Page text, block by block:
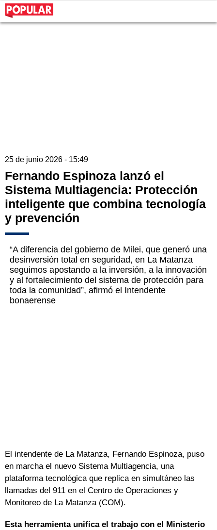
25 de junio 2026 - 15:49
Fernando Espinoza lanzó el
Sistema Multiagencia: Protección
inteligente que combina tecnología
y prevención
“A diferencia del gobierno de Milei, que generó una
desinversión total en seguridad, en La Matanza
seguimos apostando a la inversión, a la innovación
y al fortalecimiento del sistema de protección para
toda la comunidad”, afirmó el Intendente
bonaerense
El intendente de La Matanza, Fernando Espinoza, puso
en marcha el nuevo Sistema Multiagencia, una
plataforma tecnológica que replica en simultáneo las
llamadas del 911 en el Centro de Operaciones y
Monitoreo de La Matanza (COM).
Esta herramienta unifica el trabajo con el Ministerio